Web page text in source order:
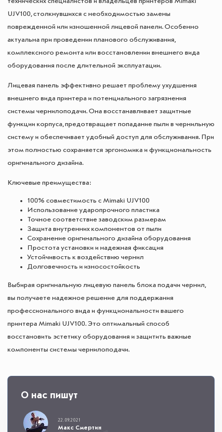
UJV100, столкнувшихся с необходимостью замены
поврежденной или изношенной лицевой панели. Особенно
актуальна при проведении планового обслуживания,
комплексного ремонта или восстановлении внешнего вида
оборудования после длительной эксплуатации.
Лицевая панель эффективно решает проблему ухудшения
внешнего вида принтера и потенциального загрязнения
системы чернилоподачи. Она восстанавливает защитные
функции корпуса, предотвращает попадание пыли в чернильную
систему и обеспечивает удобный доступ для обслуживания. При
этом полностью сохраняется эргономика и функциональность
оригинального дизайна.
Ключевые преимущества:
100% совместимость с Mimaki UJV100
Использование ударопрочного пластика
Точное соответствие заводским размерам
Защита внутренних компонентов от пыли
Сохранение оригинального дизайна оборудования
Простота установки и надежная фиксация
Устойчивость к воздействию чернил
Долговечность и износостойкость
Выбирая оригинальную лицевую панель блока подачи чернил,
вы получаете надежное решение для поддержания
профессионального вида и функциональности вашего
принтера Mimaki UJV100. Это оптимальный способ
восстановить эстетику оборудования и защитить важные
компоненты системы чернилоподачи.
О нас пишут
22.09.2021
Макс Смертин